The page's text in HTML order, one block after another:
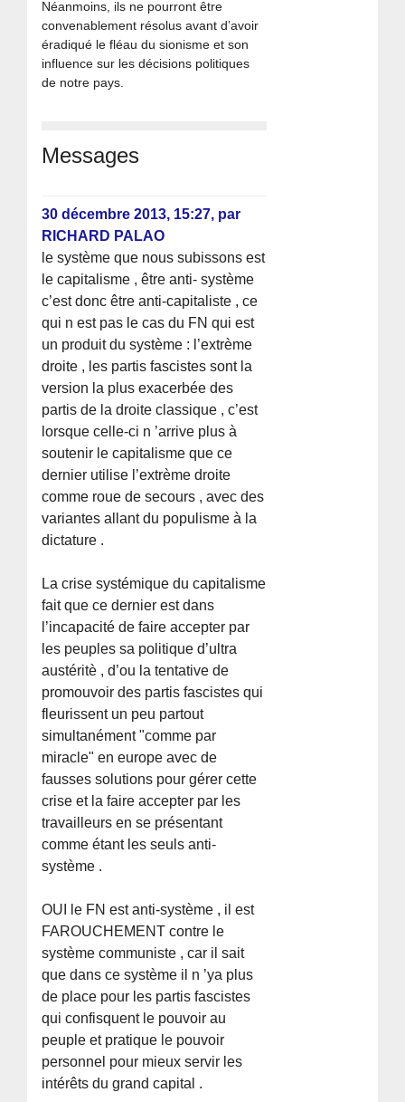
Néanmoins, ils ne pourront être
convenablement résolus avant d’avoir
éradiqué le fléau du sionisme et son
influence sur les décisions politiques
de notre pays.
Messages
30 décembre 2013, 15:27, par
RICHARD PALAO
le système que nous subissons est
le capitalisme , être anti- système
c’est donc être anti-capitaliste , ce
qui n est pas le cas du FN qui est
un produit du système : l’extrème
droite , les partis fascistes sont la
version la plus exacerbée des
partis de la droite classique , c’est
lorsque celle-ci n ’arrive plus à
soutenir le capitalisme que ce
dernier utilise l’extrème droite
comme roue de secours , avec des
variantes allant du populisme à la
dictature .
La crise systémique du capitalisme
fait que ce dernier est dans
l’incapacité de faire accepter par
les peuples sa politique d’ultra
austéritè , d’ou la tentative de
promouvoir des partis fascistes qui
fleurissent un peu partout
simultanément "comme par
miracle" en europe avec de
fausses solutions pour gérer cette
crise et la faire accepter par les
travailleurs en se présentant
comme étant les seuls anti-
système .
OUI le FN est anti-système , il est
FAROUCHEMENT contre le
système communiste , car il sait
que dans ce système il n ’ya plus
de place pour les partis fascistes
qui confisquent le pouvoir au
peuple et pratique le pouvoir
personnel pour mieux servir les
intérêts du grand capital .